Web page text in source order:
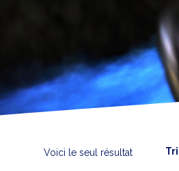
Voici le seul résultat